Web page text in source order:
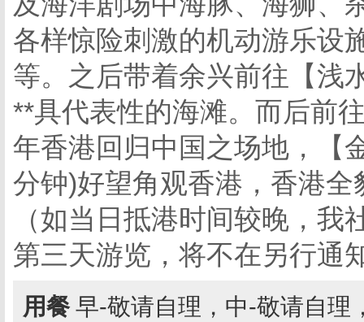
各样惊险刺激的机动游乐设
等。之后带着余兴前往【浅
**具代表性的海滩。而后前
年香港回归中国之场地，【
分钟)好望角观香港，香港
（如当日抵港时间较晚，
第三天游览，将不在另行通
用餐 早-敬请自理，中-敬请自理